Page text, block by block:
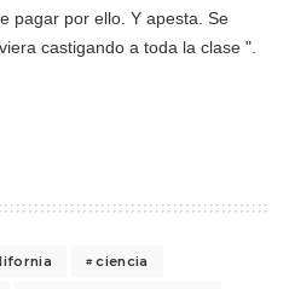
pagar por ello. Y apesta. Se
castigando a toda la clase ".
ciencia